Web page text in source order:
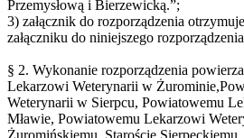
Przemysłową i Bierzewicką.”;
3) załącznik do rozporządzenia
załączniku do niniejszego
§ 2. Wykonanie rozporządzenia
Lekarzowi Weterynarii w
Weterynarii w Sierpcu, Powiatowemu
Mławie, Powiatowemu Lekarzowi
Żuromińskiemu, Staroście Sierpeckiemu,